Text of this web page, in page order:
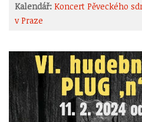
Kalendář: Koncert Pěveckého
v Praze